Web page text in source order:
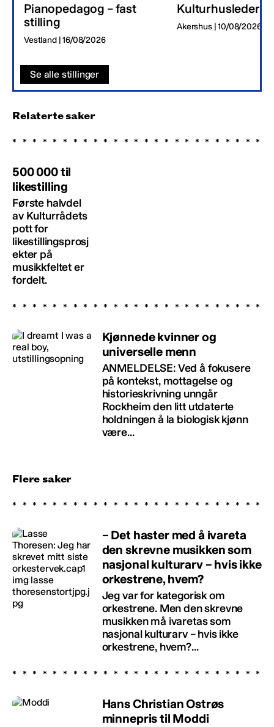
Pianopedagog – fast
stilling
Vestland | 16/08/2026
Kulturhusleder
Akershus | 10/08/2026
Se alle stillinger
Relaterte saker
500 000 til
likestilling
Første halvdel
av Kulturrådets
pott for
likestillingsprosj
ekter på
musikkfeltet er
fordelt.
Kjønnede kvinner og
universelle menn
ANMELDELSE: Ved å fokusere
på kontekst, mottagelse og
historieskrivning unngår
Rockheim den litt utdaterte
holdningen å la biologisk kjønn
være...
Flere saker
– Det haster med å ivareta
den skrevne musikken som
nasjonal kulturarv – hvis ikke
orkestrene, hvem?
Jeg var for kategorisk om
orkestrene. Men den skrevne
musikken må ivaretas som
nasjonal kulturarv – hvis ikke
orkestrene, hvem?...
Hans Christian Ostrøs
minnepris til Moddi